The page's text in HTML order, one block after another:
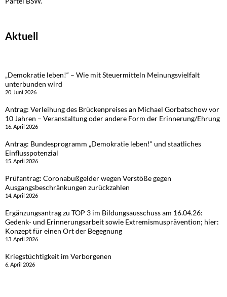
Aktuell
„Demokratie leben!“ – Wie mit Steuermitteln Meinungsvielfalt
unterbunden wird
20. Juni 2026
Antrag: Verleihung des Brückenpreises an Michael Gorbatschow vor
10 Jahren – Veranstaltung oder andere Form der Erinnerung/Ehrung
16. April 2026
Antrag: Bundesprogramm „Demokratie leben!“ und staatliches
Einflusspotenzial
15. April 2026
Prüfantrag: Coronabußgelder wegen Verstöße gegen
Ausgangsbeschränkungen zurückzahlen
14. April 2026
Ergänzungsantrag zu TOP 3 im Bildungsausschuss am 16.04.26:
Gedenk- und Erinnerungsarbeit sowie Extremismusprävention; hier:
Konzept für einen Ort der Begegnung
13. April 2026
Kriegstüchtigkeit im Verborgenen
6. April 2026